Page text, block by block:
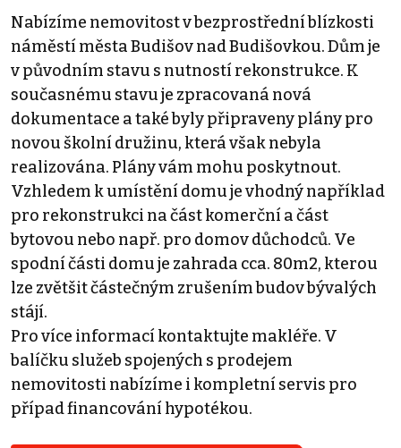
Nabízíme nemovitost v bezprostřední blízkosti
náměstí města Budišov nad Budišovkou. Dům je
v původním stavu s nutností rekonstrukce. K
současnému stavu je zpracovaná nová
dokumentace a také byly připraveny plány pro
novou školní družinu, která však nebyla
realizována. Plány vám mohu poskytnout.
Vzhledem k umístění domu je vhodný například
pro rekonstrukci na část komerční a část
bytovou nebo např. pro domov důchodců. Ve
spodní části domu je zahrada cca. 80m2, kterou
lze zvětšit částečným zrušením budov bývalých
stájí.
Pro více informací kontaktujte makléře. V
balíčku služeb spojených s prodejem
nemovitosti nabízíme i kompletní servis pro
případ financování hypotékou.